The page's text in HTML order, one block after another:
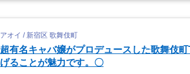
アオイ / 新宿区 歌舞伎町
超有名キャバ嬢がプロデュースした歌舞伎
げることが魅力です。〇